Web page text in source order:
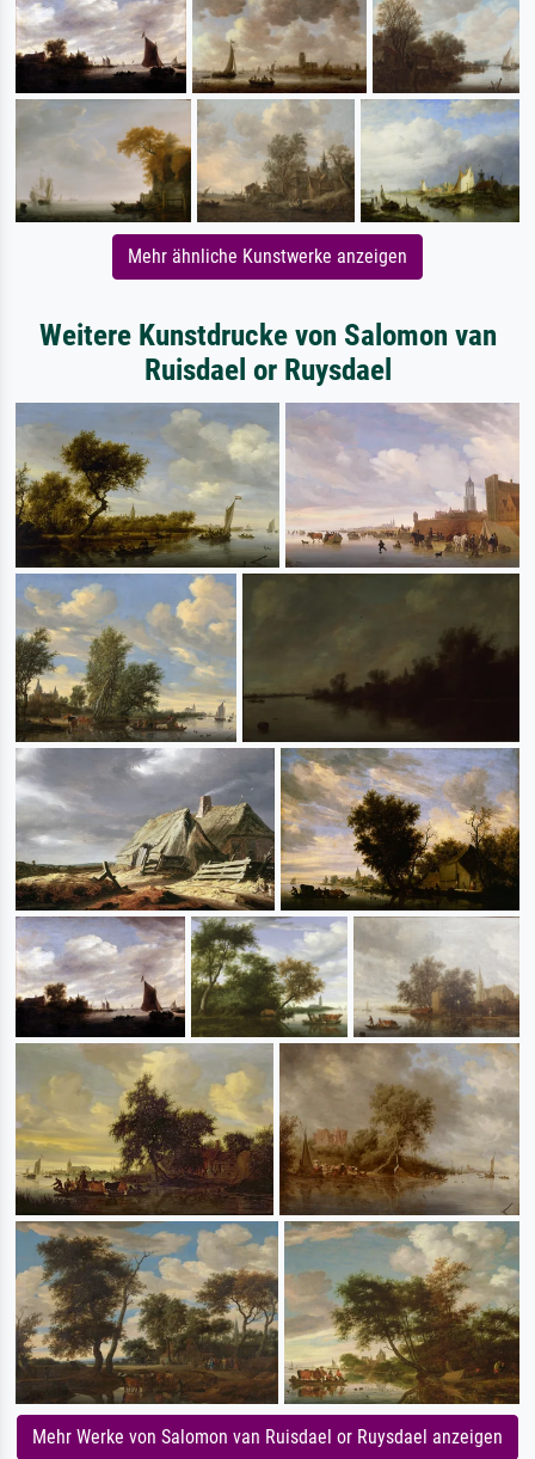
Mehr ähnliche Kunstwerke anzeigen
Weitere Kunstdrucke von Salomon van
Ruisdael or Ruysdael
Mehr Werke von Salomon van Ruisdael or Ruysdael anzeigen